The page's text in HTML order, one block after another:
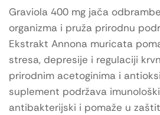
Graviola 400 mg jača
organizma i pruža prirodnu
Ekstrakt Annona muricata
stresa, depresije i regulaciji
prirodnim acetoginima i
suplement podržava
antibakterijski i pomaže u